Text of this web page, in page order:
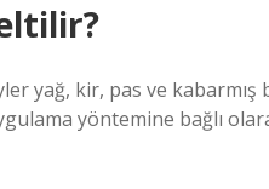
yağ, kir, pas ve kabarmış
yöntemine bağlı